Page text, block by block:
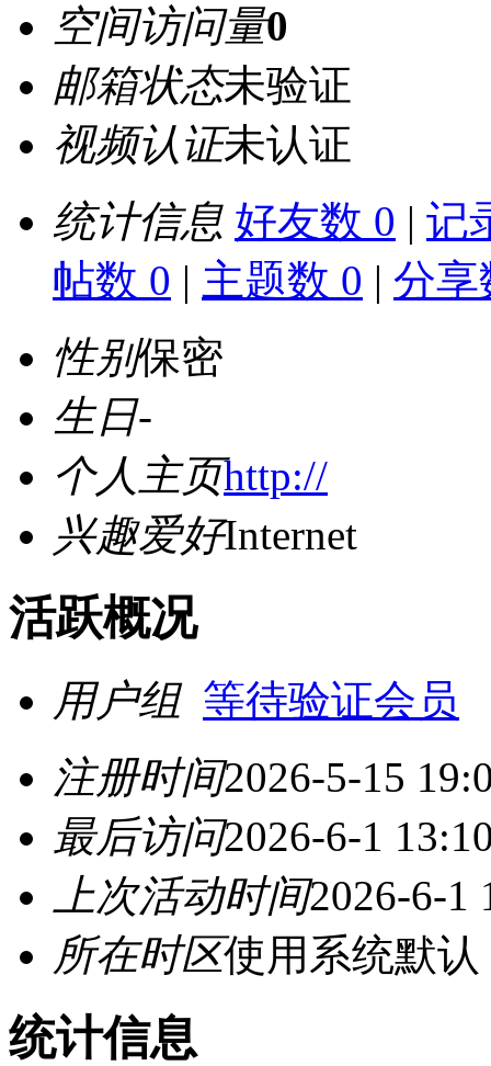
空间访问量0
邮箱状态未验证
视频认证未认证
统计信息 好友数 0 | 记
帖数 0 | 主题数 0 | 分享
性别保密
生日-
个人主页http://
兴趣爱好Internet
活跃概况
用户组 等待验证会员
注册时间2026-5-15
最后访问2026-6-1
上次活动时间2026-6-1
所在时区使用系统默认
统计信息